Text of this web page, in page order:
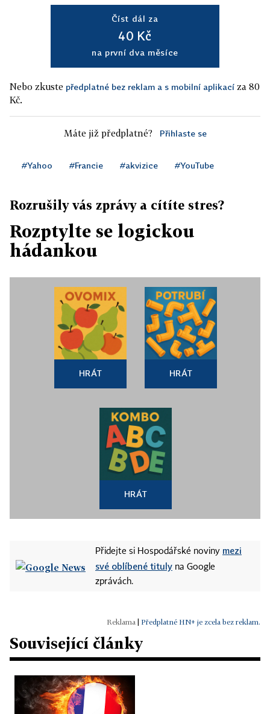
Číst dál za
40 Kč
na první dva měsíce
Nebo zkuste předplatné bez reklam a s mobilní aplikací za 80
Kč.
Máte již předplatné? Přihlaste se
#Yahoo #Francie #akvizice #YouTube
Rozrušily vás zprávy a cítíte stres?
Rozptylte se logickou
hádankou
HRÁT HRÁT
HRÁT
Přidejte si Hospodářské noviny mezi
své oblíbené tituly na Google
zprávách.
Předplatné HN+ je zcela bez reklam.
Související články